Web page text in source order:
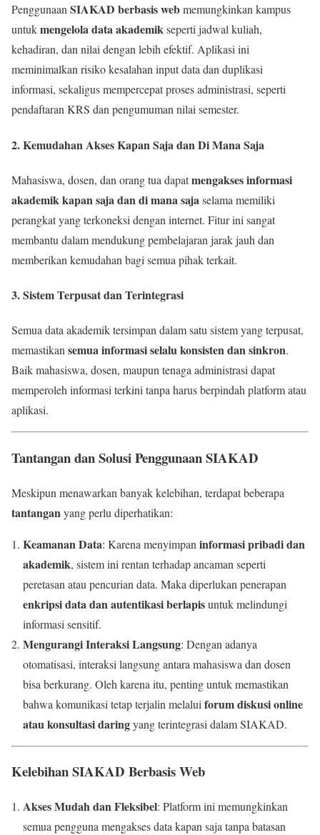
PenggunaanSIAKAD berbasis webmemungkinkan kampus
untukmengelola data akademikseperti jadwal kuliah,
kehadiran, dan nilai dengan lebih efektif. Aplikasi ini
meminimalkan risiko kesalahan input data dan duplikasi
informasi, sekaligus mempercepat proses administrasi, seperti
pendaftaran KRS dan pengumuman nilai semester.
2.Kemudahan Akses Kapan Saja dan Di Mana Saja
Mahasiswa, dosen, dan orang tua dapatmengakses informasi
akademik kapan saja dan di mana sajaselama memiliki
perangkat yang terkoneksi dengan internet. Fitur ini sangat
membantu dalam mendukung pembelajaran jarak jauh dan
memberikan kemudahan bagi semua pihak terkait.
3.Sistem Terpusat dan Terintegrasi
Semua data akademik tersimpan dalam satu sistem yang terpusat,
memastikansemua informasi selalu konsisten dan sinkron.
Baik mahasiswa, dosen, maupun tenaga administrasi dapat
memperoleh informasi terkini tanpa harus berpindah platform atau
aplikasi.
Tantangan dan Solusi Penggunaan SIAKAD
Meskipun menawarkan banyak kelebihan, terdapat beberapa
tantanganyang perlu diperhatikan:
Keamanan Data: Karena menyimpan informasi pribadi dan
akademik, sistem ini rentan terhadap ancaman seperti
peretasan atau pencurian data. Maka diperlukan penerapan
enkripsi data dan autentikasi berlapisuntuk melindungi
informasi sensitif.
Mengurangi Interaksi Langsung: Dengan adanya
otomatisasi, interaksi langsung antara mahasiswa dan dosen
bisa berkurang. Oleh karena itu, penting untuk memastikan
bahwa komunikasi tetap terjalin melalui forum diskusi online
atau konsultasi daringyang terintegrasi dalam SIAKAD.
Kelebihan SIAKAD Berbasis Web
Akses Mudah dan Fleksibel: Platform ini memungkinkan
semua pengguna mengakses data kapan saja tanpa batasan